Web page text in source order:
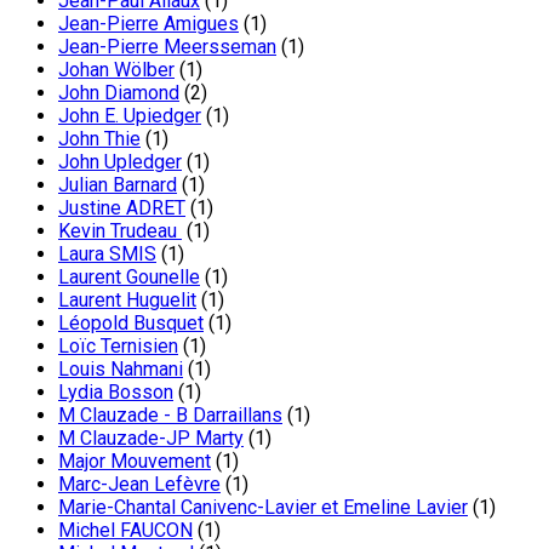
Jean-Pierre Amigues (1)
Jean-Pierre Meersseman (1)
Johan Wölber (1)
John Diamond (2)
John E. Upiedger (1)
John Thie (1)
John Upledger (1)
Julian Barnard (1)
Justine ADRET (1)
Kevin Trudeau (1)
Laura SMIS (1)
Laurent Gounelle (1)
Laurent Huguelit (1)
Léopold Busquet (1)
Loïc Ternisien (1)
Louis Nahmani (1)
Lydia Bosson (1)
M Clauzade - B Darraillans (1)
M Clauzade-JP Marty (1)
Major Mouvement (1)
Marc-Jean Lefèvre (1)
Marie-Chantal Canivenc-Lavier et Emeline Lavier (1)
Michel FAUCON (1)